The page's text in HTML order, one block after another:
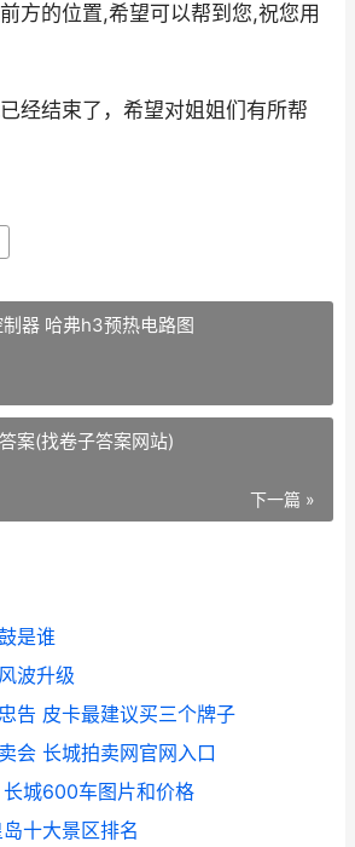
方的位置,希望可以帮到您,祝您用
经结束了，希望对姐姐们有所帮
器 哈弗h3预热电路图
案(找卷子答案网站)
下一篇 »
是谁
波升级
告 皮卡最建议买三个牌子
会 长城拍卖网官网入口
城600车图片和价格
十大景区排名